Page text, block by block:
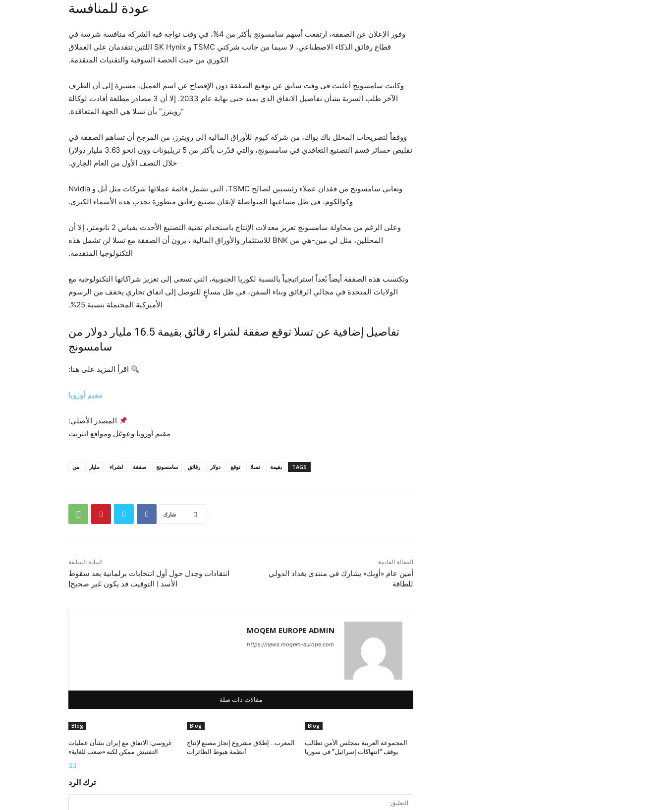
عودة للمنافسة
وفور الإعلان عن الصفقة، ارتفعت أسهم سامسونج بأكثر من 4%، في وقت تواجه فيه الشركة منافسة شرسة في
قطاع رقائق الذكاء الاصطناعي، لا سيما من جانب شركتي TSMC و SK Hynix اللتين تتقدمان على العملاق
الكوري من حيث الحصة السوقية والتقنيات المتقدمة.
وكانت سامسونج أعلنت في وقت سابق عن توقيع الصفقة دون الإفصاح عن اسم العميل، مشيرة إلى أن الطرف
الآخر طلب السرية بشأن تفاصيل الاتفاق الذي يمتد حتى نهاية عام 2033. إلا أن 3 مصادر مطلعة أفادت لوكالة
“رويترز” بأن تسلا هي الجهة المتعاقدة.
ووفقاً لتصريحات المحلل باك يواك، من شركة كيوم للأوراق المالية إلى رويترز، من المرجح أن تساهم الصفقة في
تقليص خسائر قسم التصنيع التعاقدي في سامسونج، والتي قدّرت بأكثر من 5 تريليونات وون (نحو 3.63 مليار دولار)
خلال النصف الأول من العام الجاري.
وتعاني سامسونج من فقدان عملاء رئيسيين لصالح TSMC، التي تشمل قائمة عملائها شركات مثل أبل و Nvidia
وكوالكوم، في ظل مساعيها المتواصلة لإتقان تصنيع رقائق متطورة تجذب هذه الأسماء الكبرى.
وعلى الرغم من محاولة سامسونج تعزيز معدلات الإنتاج باستخدام تقنية التصنيع الأحدث بقياس 2 نانومتر، إلا أن
المحللين، مثل لي مين-هي من BNK للاستثمار والأوراق المالية ، يرون أن الصفقة مع تسلا لن تشمل هذه
التكنولوجيا المتقدمة.
وتكتسب هذه الصفقة أيضاً بُعداً استراتيجياً بالنسبة لكوريا الجنوبية، التي تسعى إلى تعزيز شراكاتها التكنولوجية مع
الولايات المتحدة في مجالي الرقائق وبناء السفن، في ظل مساعٍ للتوصل إلى اتفاق تجاري يخفف من الرسوم
الأميركية المحتملة بنسبة 25%.
تفاصيل إضافية عن تسلا توقع صفقة لشراء رقائق بقيمة 16.5 مليار دولار من
سامسونج
اقرأ المزيد على هنا:
مقيم أوروبا
المصدر الأصلي:
مقيم أوروبا وعوغل ومواقع انترنت
TAGS بقيمة تسلا توقع دولار رقائق سامسونج صفقة لشراء مليار من
شارك
المادة السابقة
انتقادات وجدل حول أول انتخابات برلمانية بعد سقوط
الأسد | التوقيت قد يكون غير صحيح|
المقالة القادمة
أمين عام «أوبك» يشارك في منتدى بغداد الدولي
للطاقة
MOQEM EUROPE ADMIN
https://news.moqem-europe.com
مقالات ذات صلة
Blog
المجموعة العربية بمجلس الأمن تطالب
بوقف “انتهاكات إسرائيل” في سوريا
Blog
المغرب.. إطلاق مشروع إنجاز مصنع لإنتاج
أنظمة هبوط الطائرات
Blog
غروسي: الاتفاق مع إيران بشأن عمليات
التفتيش ممكن لكنه «صعب للغاية»
ترك الرد